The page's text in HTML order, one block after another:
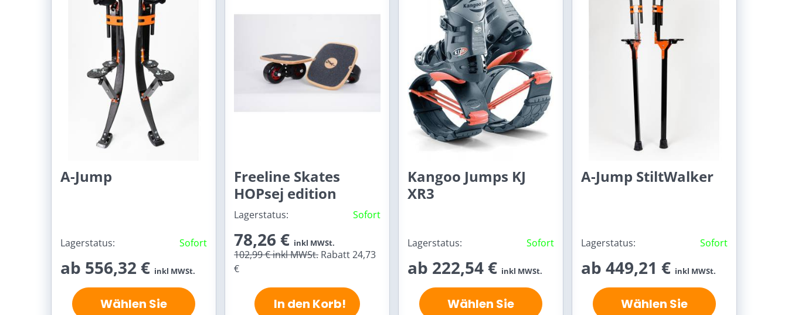
A-Jump
Lagerstatus: Sofort
ab 556,32 € inkl MWSt.
Wählen Sie
Freeline Skates
HOPsej edition
Lagerstatus: Sofort
78,26 € inkl MWSt.
102,99 €inkl MWSt. Rabatt 24,73
€
In den Korb!
Kangoo Jumps KJ
XR3
Lagerstatus: Sofort
ab 222,54 € inkl MWSt.
Wählen Sie
A-Jump StiltWalker
Lagerstatus: Sofort
ab 449,21 € inkl MWSt.
Wählen Sie